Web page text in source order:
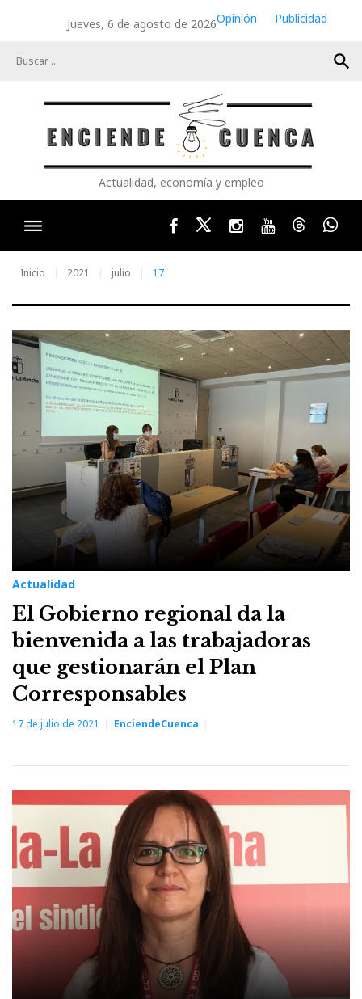
Jueves, 6 de agosto de 2026Opinión
Publicidad
search
Actualidad, economía y empleo
FacebookTwitterInstagram
YoutubeThreads
Inicio 2021 julio 17
Día:
17
de
julio
de
2021
Actualidad
El Gobierno regional da la
bienvenida a las trabajadoras
que gestionarán el Plan
Corresponsables
17 de julio de 2021 EnciendeCuenca